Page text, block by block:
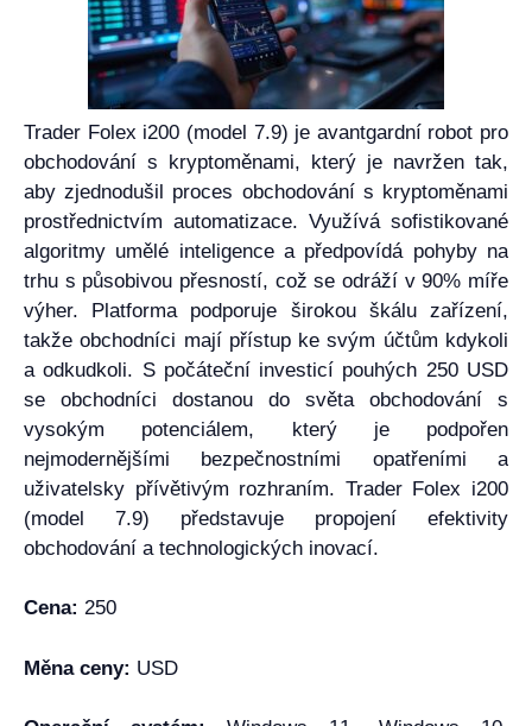
Trader Folex i200 (model 7.9) je avantgardní robot pro
obchodování s kryptoměnami, který je navržen tak,
aby zjednodušil proces obchodování s kryptoměnami
prostřednictvím automatizace. Využívá sofistikované
algoritmy umělé inteligence a předpovídá pohyby na
trhu s působivou přesností, což se odráží v 90% míře
výher. Platforma podporuje širokou škálu zařízení,
takže obchodníci mají přístup ke svým účtům kdykoli
a odkudkoli. S počáteční investicí pouhých 250 USD
se obchodníci dostanou do světa obchodování s
vysokým potenciálem, který je podpořen
nejmodernějšími bezpečnostními opatřeními a
uživatelsky přívětivým rozhraním. Trader Folex i200
(model 7.9) představuje propojení efektivity
obchodování a technologických inovací.
Cena: 250
Měna ceny: USD